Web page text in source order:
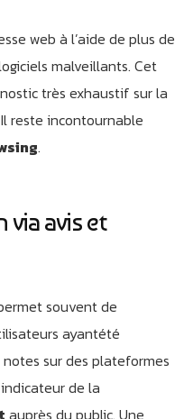
web à l’aide de plus de
malveillants. Cet
très exhaustif sur la
reste incontournable
.
via avis et
souvent de
ayantété
sur des plateformes
de la
auprès du public. Une